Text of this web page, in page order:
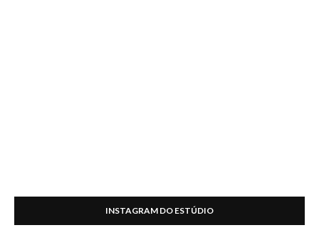
INSTAGRAM DO ESTÚDIO